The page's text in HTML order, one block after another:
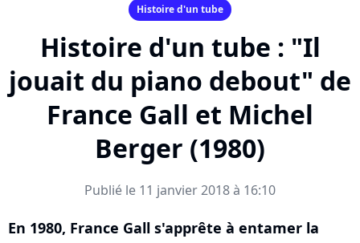
Histoire d'un tube
Histoire d'un tube : "Il
jouait du piano debout" de
France Gall et Michel
Berger (1980)
Publié le 11 janvier 2018 à 16:10
En 1980, France Gall s'apprête à entamer la